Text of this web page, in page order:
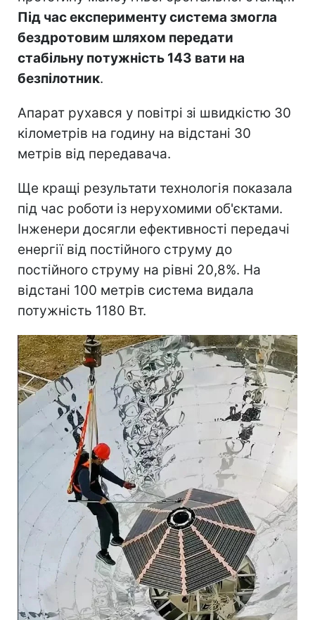
Під час експерименту система змогла
бездротовим шляхом передати
стабільну потужність 143 вати на
безпілотник.
Апарат рухався у повітрі зі швидкістю 30
кілометрів на годину на відстані 30
метрів від передавача.
Ще кращі результати технологія показала
під час роботи із нерухомими об'єктами.
Інженери досягли ефективності передачі
енергії від постійного струму до
постійного струму на рівні 20,8%. На
відстані 100 метрів система видала
потужність 1180 Вт.